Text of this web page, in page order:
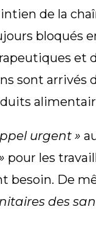
de la
bloqués
et
sont arrivés
urgent »
pour les
De
des